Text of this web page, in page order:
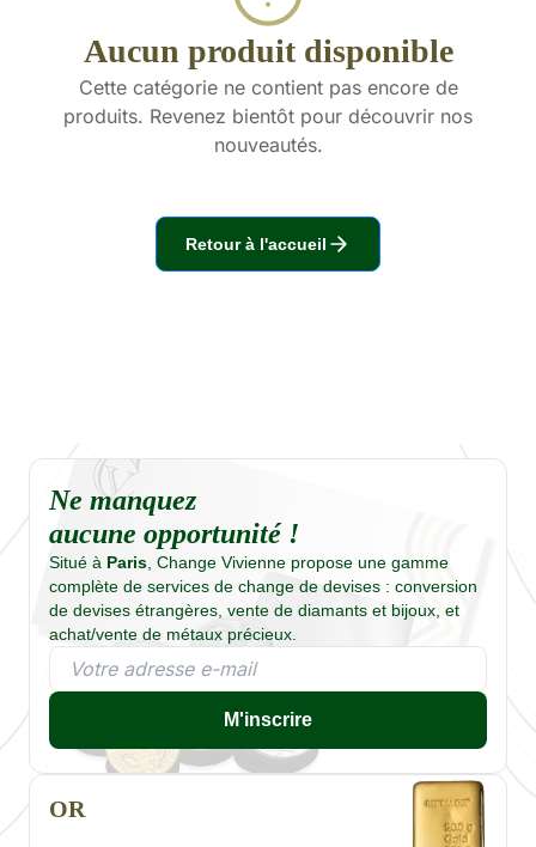
Aucun produit disponible
Cette catégorie ne contient pas encore de
produits. Revenez bientôt pour découvrir nos
nouveautés.
Retour à l'accueil
Ne manquez
aucune opportunité !
Situé à Paris , Change Vivienne propose une gamme
complète de services de change de devises : conversion
de devises étrangères, vente de diamants et bijoux, et
achat/vente de métaux précieux.
M'inscrire
OR